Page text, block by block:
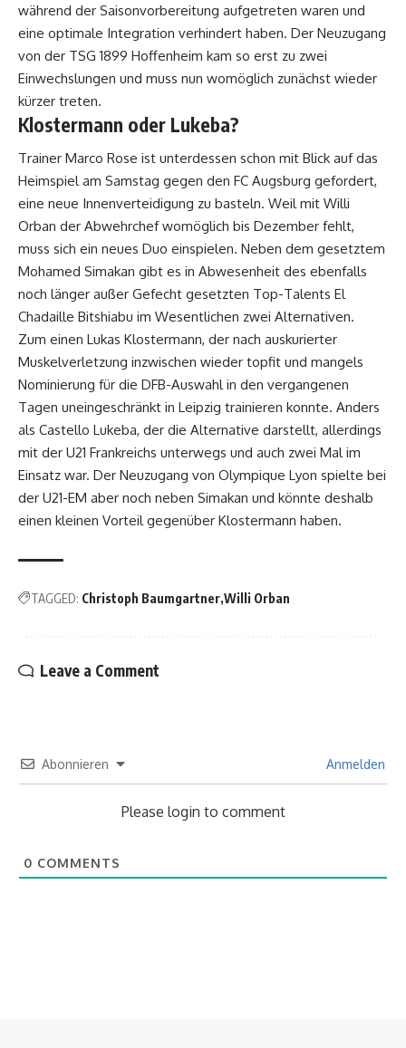
während der Saisonvorbereitung aufgetreten waren und
eine optimale Integration verhindert haben. Der Neuzugang
von der TSG 1899 Hoffenheim kam so erst zu zwei
Einwechslungen und muss nun womöglich zunächst wieder
kürzer treten.
Klostermann oder Lukeba?
Trainer Marco Rose ist unterdessen schon mit Blick auf das
Heimspiel am Samstag gegen den FC Augsburg gefordert,
eine neue Innenverteidigung zu basteln. Weil mit Willi
Orban der Abwehrchef womöglich bis Dezember fehlt,
muss sich ein neues Duo einspielen. Neben dem gesetztem
Mohamed Simakan gibt es in Abwesenheit des ebenfalls
noch länger außer Gefecht gesetzten Top-Talents El
Chadaille Bitshiabu im Wesentlichen zwei Alternativen.
Zum einen Lukas Klostermann, der nach auskurierter
Muskelverletzung inzwischen wieder topfit und mangels
Nominierung für die DFB-Auswahl in den vergangenen
Tagen uneingeschränkt in Leipzig trainieren konnte. Anders
als Castello Lukeba, der die Alternative darstellt, allerdings
mit der U21 Frankreichs unterwegs und auch zwei Mal im
Einsatz war. Der Neuzugang von Olympique Lyon spielte bei
der U21-EM aber noch neben Simakan und könnte deshalb
einen kleinen Vorteil gegenüber Klostermann haben.
TAGGED: Christoph Baumgartner Willi Orban
Leave a Comment
Abonnieren Anmelden
Please login to comment
0 COMMENTS